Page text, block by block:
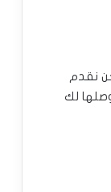
نقدم
لك